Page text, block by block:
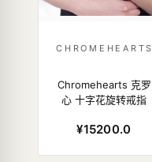
CHROMEHEARTS
Chromehearts 克罗
心 十字花旋转戒指
¥15200.0